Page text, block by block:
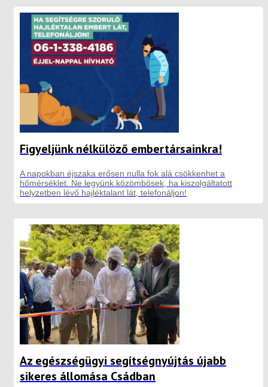
Figyeljünk nélkülöző embertársainkra!
A napokban éjszaka erősen nulla fok alá csökkenhet a
hőmérséklet. Ne legyünk közömbösek, ha kiszolgáltatott
helyzetben lévő hajléktalant lát, telefonáljon!
Az egészségügyi segítségnyújtás újabb
sikeres állomása Csádban